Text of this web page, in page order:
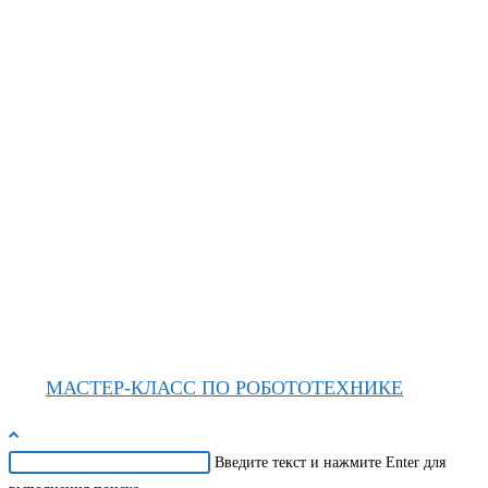
МАСТЕР-КЛАСС ПО РОБОТОТЕХНИКЕ
Введите текст и нажмите Enter для